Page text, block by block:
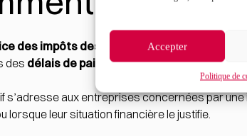
Accepter
Politique de
des impôts des entreprises (SIE)
des délais de paiement de vos impôts directs
s’adresse aux entreprises concernées par
lorsque leur situation financière le justifie.